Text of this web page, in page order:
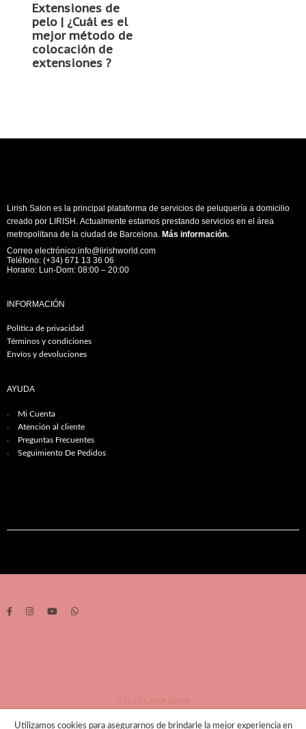
Extensiones de
pelo | ¿Cuál es el
mejor método de
colocación de
extensiones ?
Lirish Salon es la principal plataforma de servicios de peluquería a domicilio
creado por LIRISH. Actualmente estamos prestando servicios en el área
metropolitana de la ciudad de Barcelona. Más información.
Correo electrónico:info@lirishworld.com
Teléfono: (+34) 671 13 36 06
Horario: Lun-Dom: 08:00 – 20:00
INFORMACIÓN
Política de privacidad
Términos y condiciones
Envíos y devoluciones
AYUDA
Mi Cuenta
Atención al cliente
Preguntas Frecuentes
Seguimiento De Pedidos
Utilizamos cookies para asegurarnos de brindarle la mejor experiencia en